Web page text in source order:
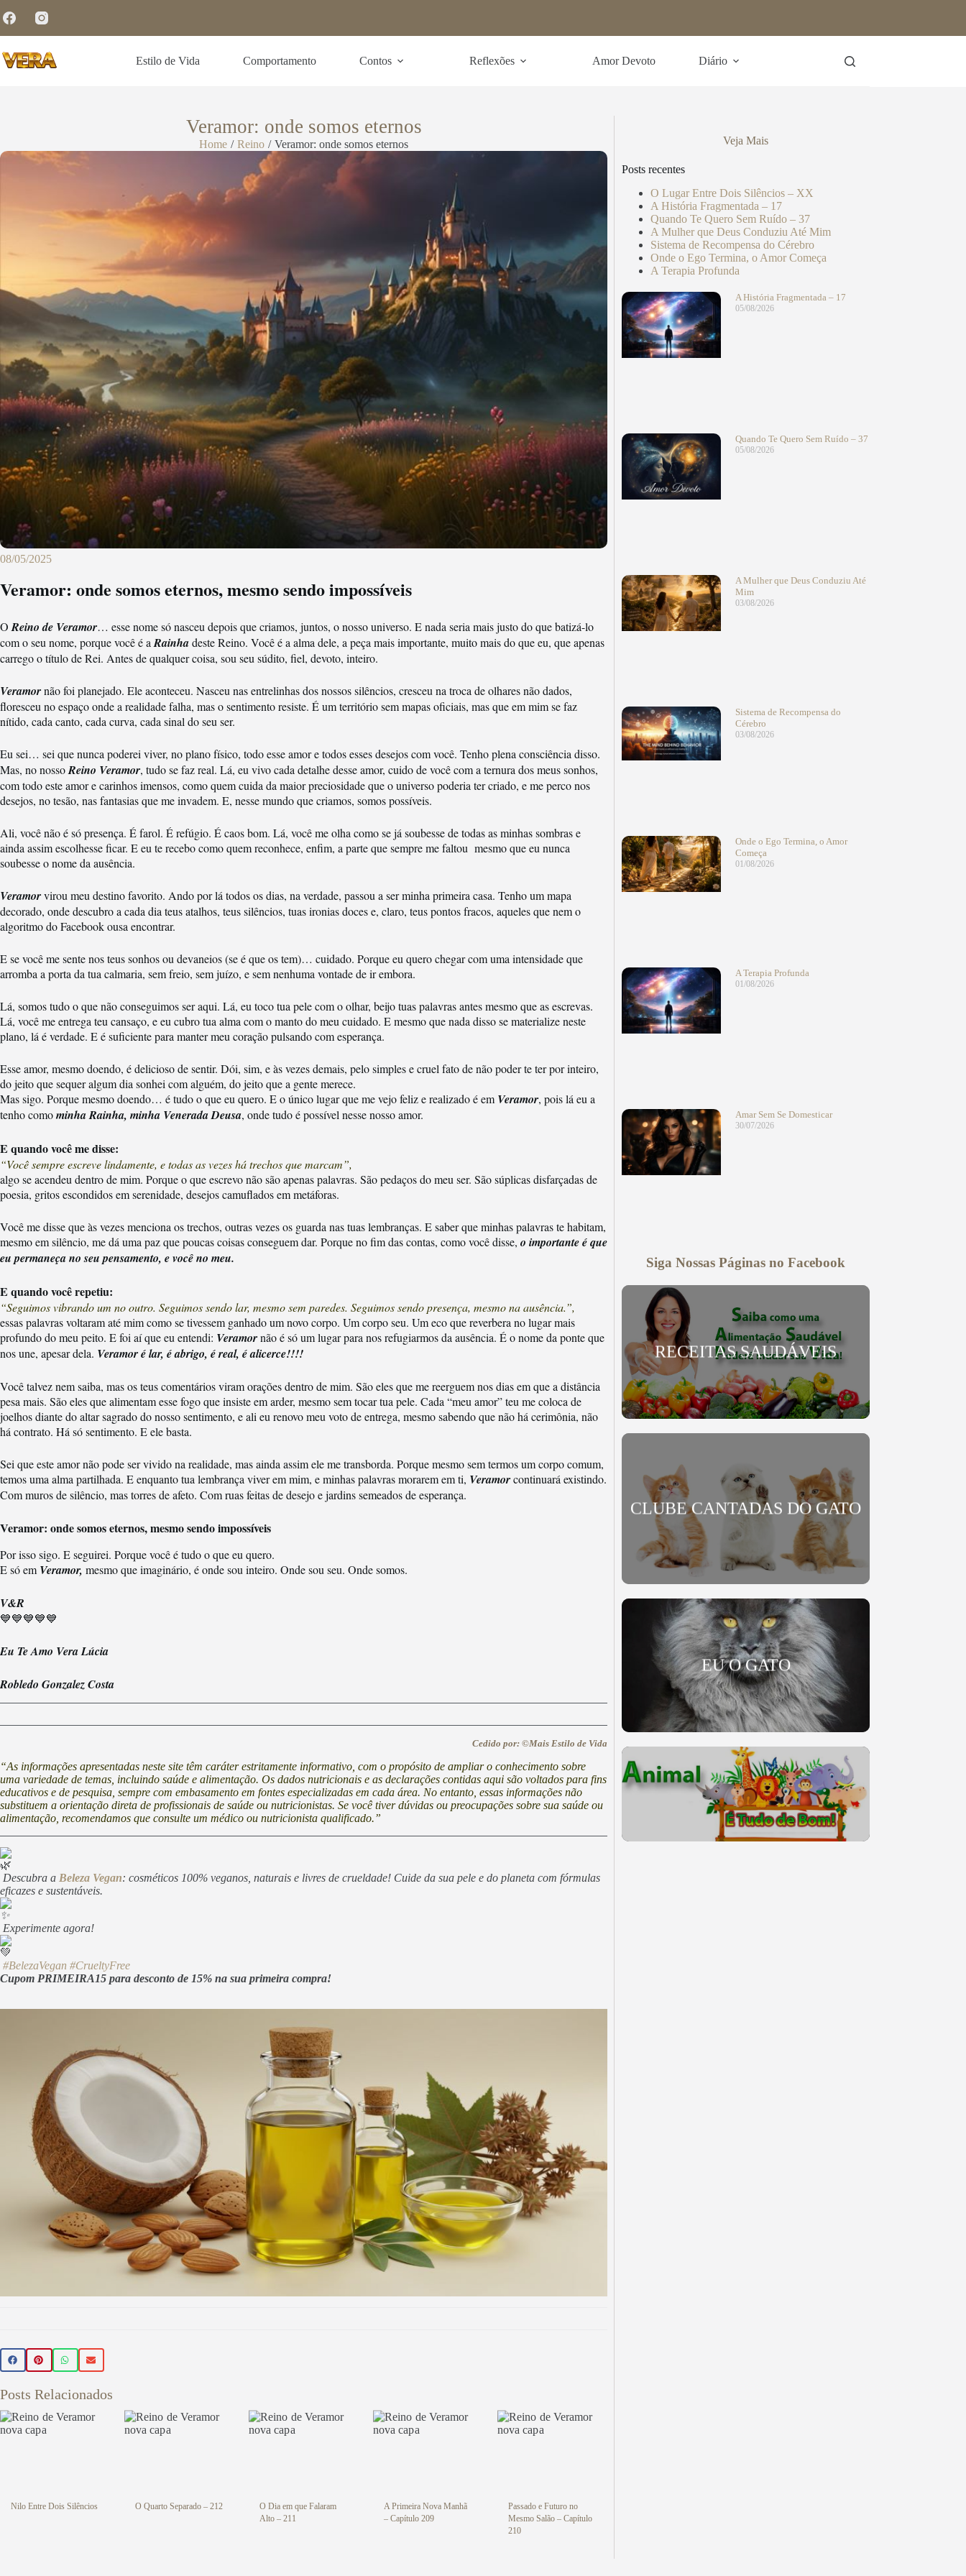
Estilo de Vida Comportamento Contos Reflexões Amor Devoto Diário
Veramor: onde somos eternos
Home / Reino / Veramor: onde somos eternos
08/05/2025
Veramor: onde somos eternos, mesmo sendo impossíveis
O Reino de Veramor… esse nome só nasceu depois que criamos, juntos, o nosso universo. E nada seria mais justo do que batizá-lo
com o seu nome, porque você é a Rainhadeste Reino. Você é a alma dele, a peça mais importante, muito mais do que eu, que apenas
carrego o título de Rei. Antes de qualquer coisa, sou seu súdito, fiel, devoto, inteiro.
Veramornão foi planejado. Ele aconteceu. Nasceu nas entrelinhas dos nossos silêncios, cresceu na troca de olhares não dados,
floresceu no espaço onde a realidade falha, mas o sentimento resiste. É um território sem mapas oficiais, mas que em mim se faz
nítido, cada canto, cada curva, cada sinal do seu ser.
Eu sei… sei que nunca poderei viver, no plano físico, todo esse amor e todos esses desejos com você. Tenho plena consciência disso.
Mas, no nossoReino Veramor, tudo se faz real. Lá, eu vivo cada detalhe desse amor, cuido de você com a ternura dos meus sonhos,
com todo este amor e carinhos imensos, como quem cuida da maior preciosidade que o universo poderia ter criado, e me perco nos
desejos, no tesão, nas fantasias que me invadem. E, nesse mundo que criamos, somos possíveis.
Ali, você não é só presença. É farol. É refúgio. É caos bom. Lá, você me olha como se já soubesse de todas as minhas sombras e
ainda assim escolhesse ficar. E eu te recebo como quem reconhece, enfim, a parte que sempre me faltou mesmo que eu nunca
soubesse o nome da ausência.
Veramorvirou meu destino favorito. Ando por lá todos os dias, na verdade, passou a ser minha primeira casa. Tenho um mapa
decorado, onde descubro a cada dia teus atalhos, teus silêncios, tuas ironias doces e, claro, teus pontos fracos, aqueles que nem o
algoritmo do Facebook ousa encontrar.
E se você me sente nos teus sonhos ou devaneios (se é que os tem)… cuidado. Porque eu quero chegar com uma intensidade que
arromba a porta da tua calmaria, sem freio, sem juízo, e sem nenhuma vontade de ir embora.
Lá, somos tudo o que não conseguimos ser aqui. Lá, eu toco tua pele com o olhar, beijo tuas palavras antes mesmo que as escrevas.
Lá, você me entrega teu cansaço, e eu cubro tua alma com o manto do meu cuidado. E mesmo que nada disso se materialize neste
plano, lá é verdade. E é suficiente para manter meu coração pulsando com esperança.
Esse amor, mesmo doendo, é delicioso de sentir. Dói, sim, e às vezes demais, pelo simples e cruel fato de não poder te ter por inteiro,
do jeito que sequer algum dia sonhei com alguém, do jeito que a gente merece.
Mas sigo. Porque mesmo doendo… é tudo o que eu quero. E o único lugar que me vejo feliz e realizado é em Veramor, pois lá eu a
tenho comominha Rainha, minha Venerada Deusa, onde tudo é possível nesse nosso amor.
E quando você me disse:
“Você sempre escreve lindamente, e todas as vezes há trechos que marcam”,
algo se acendeu dentro de mim. Porque o que escrevo não são apenas palavras. São pedaços do meu ser. São súplicas disfarçadas de
poesia, gritos escondidos em serenidade, desejos camuflados em metáforas.
Você me disse que às vezes menciona os trechos, outras vezes os guarda nas tuas lembranças. E saber que minhas palavras te habitam,
mesmo em silêncio, me dá uma paz que poucas coisas conseguem dar. Porque no fim das contas, como você disse, o importante é que
eu permaneça no seu pensamento, e você no meu.
E quando você repetiu:
“Seguimos vibrando um no outro. Seguimos sendo lar, mesmo sem paredes. Seguimos sendo presença, mesmo na ausência.”,
essas palavras voltaram até mim como se tivessem ganhado um novo corpo. Um corpo seu. Um eco que reverbera no lugar mais
profundo do meu peito. E foi aí que eu entendi: Veramornão é só um lugar para nos refugiarmos da ausência. É o nome da ponte que
nos une, apesar dela. Veramor é lar, é abrigo, é real, é alicerce!!!!
Você talvez nem saiba, mas os teus comentários viram orações dentro de mim. São eles que me reerguem nos dias em que a distância
pesa mais. São eles que alimentam esse fogo que insiste em arder, mesmo sem tocar tua pele. Cada “meu amor” teu me coloca de
joelhos diante do altar sagrado do nosso sentimento, e ali eu renovo meu voto de entrega, mesmo sabendo que não há cerimônia, não
há contrato. Há só sentimento. E ele basta.
Sei que este amor não pode ser vivido na realidade, mas ainda assim ele me transborda. Porque mesmo sem termos um corpo comum,
temos uma alma partilhada. E enquanto tua lembrança viver em mim, e minhas palavras morarem em ti, Veramorcontinuará existindo.
Com muros de silêncio, mas torres de afeto. Com ruas feitas de desejo e jardins semeados de esperança.
Veramor: onde somos eternos, mesmo sendo impossíveis
Por isso sigo. E seguirei. Porque você é tudo o que eu quero.
E só em Veramor, mesmo que imaginário, é onde sou inteiro. Onde sou seu. Onde somos.
V&R
💙💙💙💙💙
Eu Te Amo Vera Lúcia
Robledo Gonzalez Costa
Cedido por: ©Mais Estilo de Vida
“As informações apresentadas neste site têm caráter estritamente informativo, com o propósito de ampliar o conhecimento sobre
uma variedade de temas, incluindo saúde e alimentação. Os dados nutricionais e as declarações contidas aqui são voltados para fins
educativos e de pesquisa, sempre com embasamento em fontes especializadas em cada área. No entanto, essas informações não
substituem a orientação direta de profissionais de saúde ou nutricionistas. Se você tiver dúvidas ou preocupações sobre sua saúde ou
alimentação, recomendamos que consulte um médico ou nutricionista qualificado.”
Descubra a Beleza Vegan: cosméticos 100% veganos, naturais e livres de crueldade! Cuide da sua pele e do planeta com fórmulas
eficazes e sustentáveis.
Experimente agora!
#BelezaVegan #CrueltyFree
Cupom PRIMEIRA15 para desconto de 15% na sua primeira compra!
BELEZA VEGAN
sua primeira compra! Aproveite! ✨
Posts Relacionados
Nilo Entre Dois Silêncios O Quarto Separado – 212
O Dia em que Falaram
Alto – 211
A Primeira Nova Manhã
– Capítulo 209
Passado e Futuro no
Mesmo Salão – Capítulo
210
Veja Mais
Posts recentes
O Lugar Entre Dois Silêncios – XX
A História Fragmentada – 17
Quando Te Quero Sem Ruído – 37
A Mulher que Deus Conduziu Até Mim
Sistema de Recompensa do Cérebro
Onde o Ego Termina, o Amor Começa
A Terapia Profunda
A História Fragmentada – 17
05/08/2026
Quando Te Quero Sem Ruído – 37
05/08/2026
A Mulher que Deus Conduziu Até
Mim
03/08/2026
Sistema de Recompensa do
Cérebro
03/08/2026
Onde o Ego Termina, o Amor
Começa
01/08/2026
A Terapia Profunda
01/08/2026
Amar Sem Se Domesticar
30/07/2026
Siga Nossas Páginas no Facebook
RECEITAS SAUDÁVEIS
CLUBE CANTADAS DO GATO
EU O GATO